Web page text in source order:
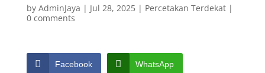
by AdminJaya | Jul 28, 2025| Percetakan Terdekat|
0 comments
Facebook WhatsApp